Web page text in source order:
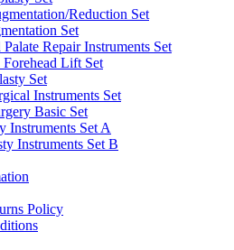
Reduction Set
Set
Repair Instruments Set
Forehead Lift Set
Set
Instruments Set
Basic Set
Instruments Set A
Instruments Set B
Policy